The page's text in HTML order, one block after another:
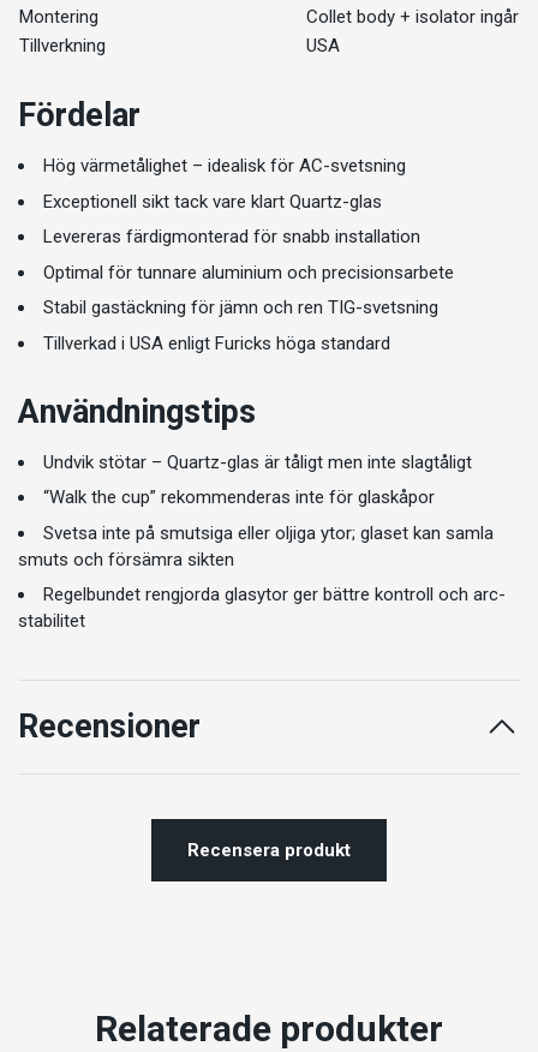
Montering
Collet body + isolator ingår
Tillverkning
USA
Fördelar
Hög värmetålighet – idealisk för AC-svetsning
Exceptionell sikt tack vare klart Quartz-glas
Levereras färdigmonterad för snabb installation
Optimal för tunnare aluminium och precisionsarbete
Stabil gastäckning för jämn och ren TIG-svetsning
Tillverkad i USA enligt Furicks höga standard
Användningstips
Undvik stötar – Quartz-glas är tåligt men inte slagtåligt
“Walk the cup” rekommenderas inte för glaskåpor
Svetsa inte på smutsiga eller oljiga ytor; glaset kan samla
smuts och försämra sikten
Regelbundet rengjorda glasytor ger bättre kontroll och arc-
stabilitet
Recensioner
Recensera produkt
Relaterade produkter